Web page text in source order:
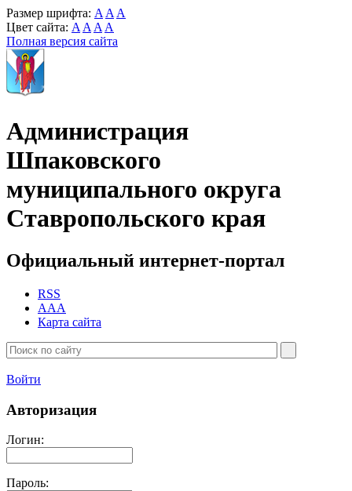
Размер шрифта: A A A
Цвет сайта: A A A A
Полная версия сайта
Администрация
Шпаковского
муниципального округа
Ставропольского края
Официальный интернет-портал
RSS
AAA
Карта сайта
Войти
Авторизация
Логин:
Пароль: